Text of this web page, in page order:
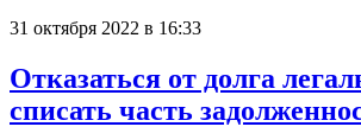
31 октября 2022 в 16:33
Отказаться от долга
списать часть